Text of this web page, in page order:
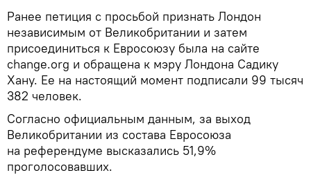
Ранее петиция с просьбой признать Лондон
независимым от Великобритании и затем
присоединиться к Евросоюзу была на сайте
change.org и обращена к мэру Лондона Садику
Хану. Ее на настоящий момент подписали 99 тысяч
382 человек.
Согласно официальным данным, за выход
Великобритании из состава Евросоюза
на референдуме высказались 51,9%
проголосовавших.